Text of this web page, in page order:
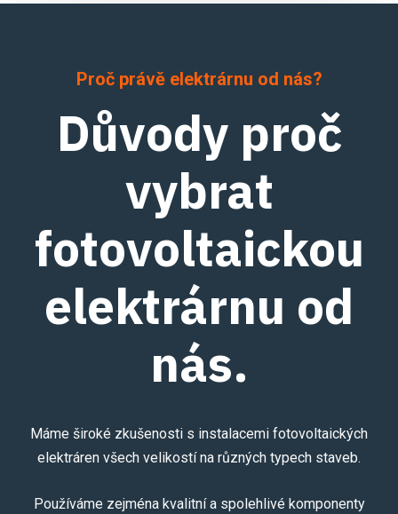
Proč právě elektrárnu od nás?
Důvody proč
vybrat
fotovoltaickou
elektrárnu od
nás.
Máme široké zkušenosti s instalacemi fotovoltaických
elektráren všech velikostí na různých typech staveb.
Používáme zejména kvalitní a spolehlivé komponenty